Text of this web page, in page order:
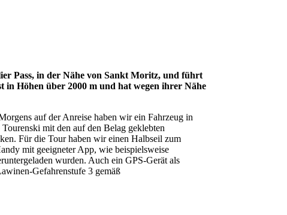
Pass, in der Nähe von Sankt Moritz, und führt
in Höhen über 2000 m und hat wegen ihrer Nähe
auf der Anreise haben wir ein Fahrzeug in
mit den auf den Belag geklebten
Für die Tour haben wir einen Halbseil zum
mit geeigneter App, wie beispielsweise
wurden. Auch ein GPS-Gerät als
Gefahrenstufe 3 gemäß